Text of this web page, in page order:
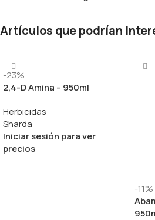
Artículos que podrían
-23%
2,4-D Amina – 950ml
Herbicidas
Sharda
Iniciar sesión para ver
precios
-11%